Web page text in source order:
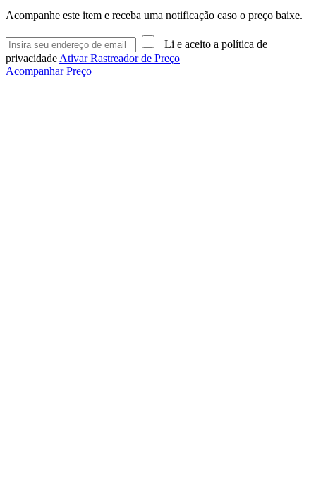
Acompanhe este item e receba uma notificação caso o preço baixe.
Li e aceito a política de
privacidade Ativar Rastreador de Preço
Acompanhar Preço